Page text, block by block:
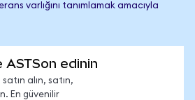
varlığını tanımlamak amacıyla
ASTSon edinin
alın, satın,
En güvenilir